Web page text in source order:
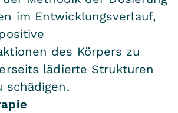
im Entwicklungsverlauf,
des Körpers zu
lädierte Strukturen
schädigen.